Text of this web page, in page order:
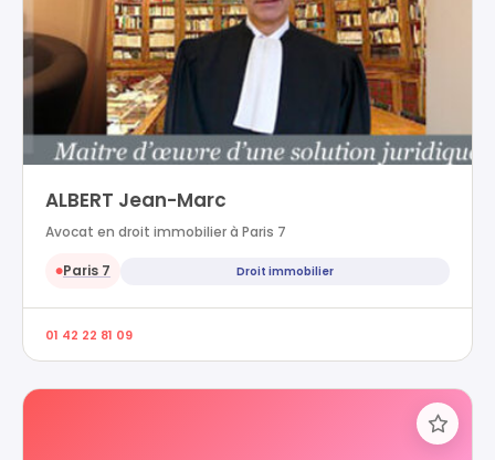
ALBERT Jean-Marc
Avocat en droit immobilier à Paris 7
●Paris 7 Droit immobilier
01 42 22 81 09